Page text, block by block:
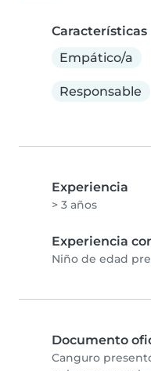
Características
Empático/a
Responsable
Experiencia
> 3 años
Experiencia
Niño de edad
Documento
Canguro